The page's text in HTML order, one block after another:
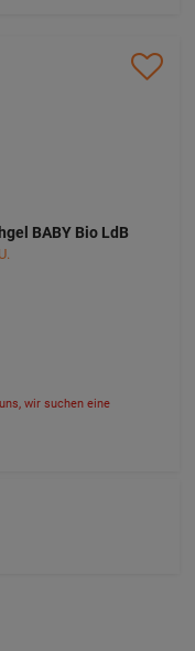
BABY Bio LdB
wir suchen eine